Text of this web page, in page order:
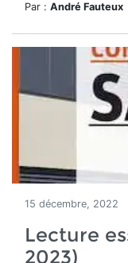
Par : André Fauteux
15 décembre, 2022
Lecture
2023)